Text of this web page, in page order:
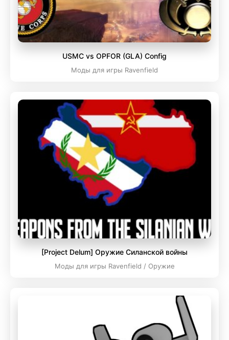
USMC vs OPFOR (GLA) Config
Моды для игры Ravenfield
[Project Delum] Оружие Силанской войны
Моды для игры Ravenfield / Оружие